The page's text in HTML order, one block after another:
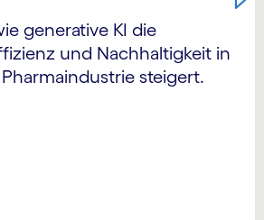
generative KI die
und Nachhaltigkeit in
steigert.